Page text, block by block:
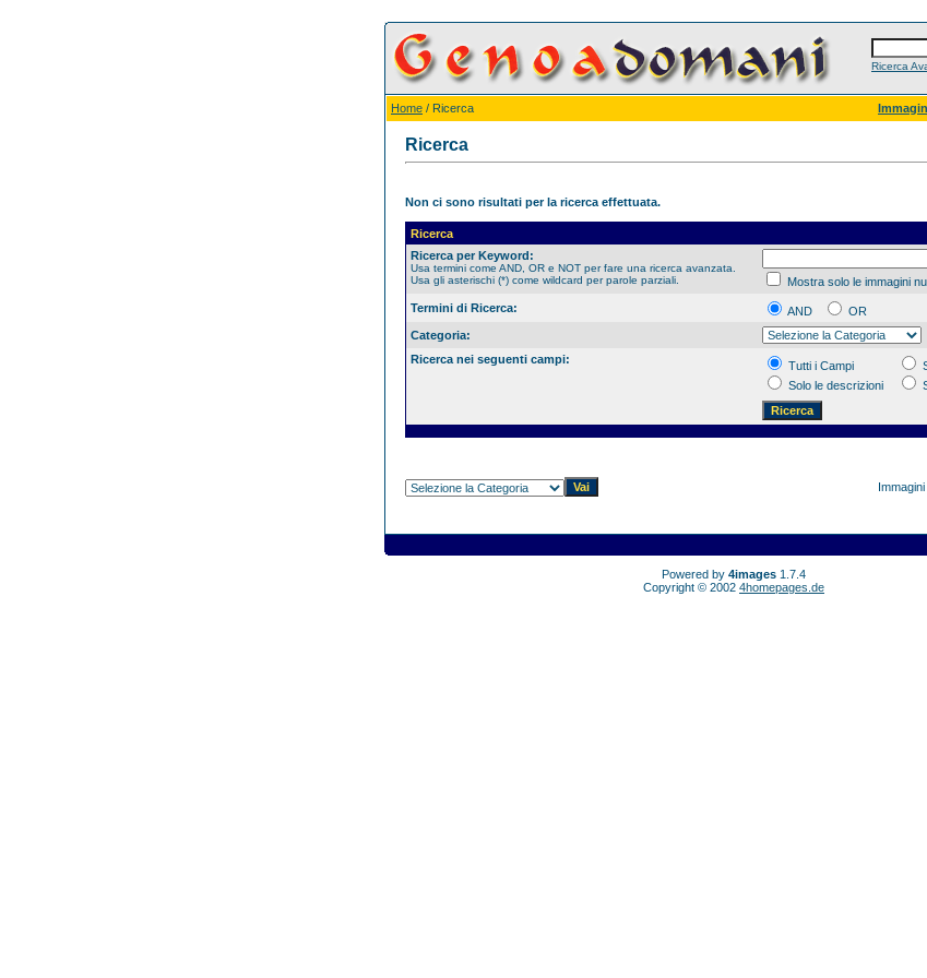
Ricerca
Home / Ricerca
Ricerca
Non ci sono risultati per la ricerca effettuata.
Ricerca
Ricerca per Keyword:
Usa termini come AND, OR e NOT per fare una ricerca avanzata.
Usa gli asterischi (*) come wildcard per parole parziali.
Mostra solo le immagini
Termini di Ricerca:
AND
OR
Categoria:
Ricerca nei seguenti campi:
Tutti i Campi
Solo le descrizioni
Powered by 4images 1.7.4
Copyright © 2002 4homepages.de